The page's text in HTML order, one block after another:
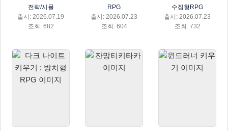
전략/시뮬
출시: 2026.07.19
조회: 682
RPG
출시: 2026.07.23
조회: 604
수집형RPG
출시: 2026.07.23
조회: 732